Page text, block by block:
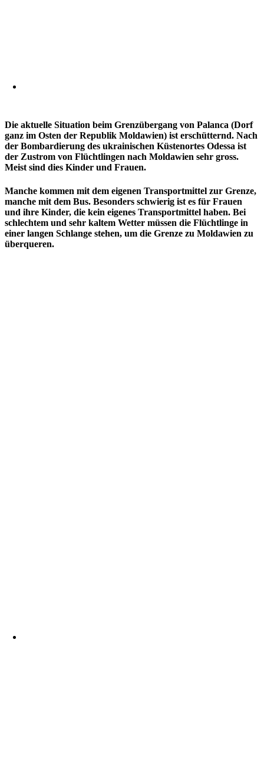
Die aktuelle Situation beim Grenzübergang von Palanca (Dorf
ganz im Osten der Republik Moldawien) ist erschütternd. Nach
der Bombardierung des ukrainischen Küstenortes Odessa ist
der Zustrom von Flüchtlingen nach Moldawien sehr gross.
Meist sind dies Kinder und Frauen.
Manche kommen mit dem eigenen Transportmittel zur Grenze,
manche mit dem Bus. Besonders schwierig ist es für Frauen
und ihre Kinder, die kein eigenes Transportmittel haben. Bei
schlechtem und sehr kaltem Wetter müssen die Flüchtlinge in
einer langen Schlange stehen, um die Grenze zu Moldawien zu
überqueren.